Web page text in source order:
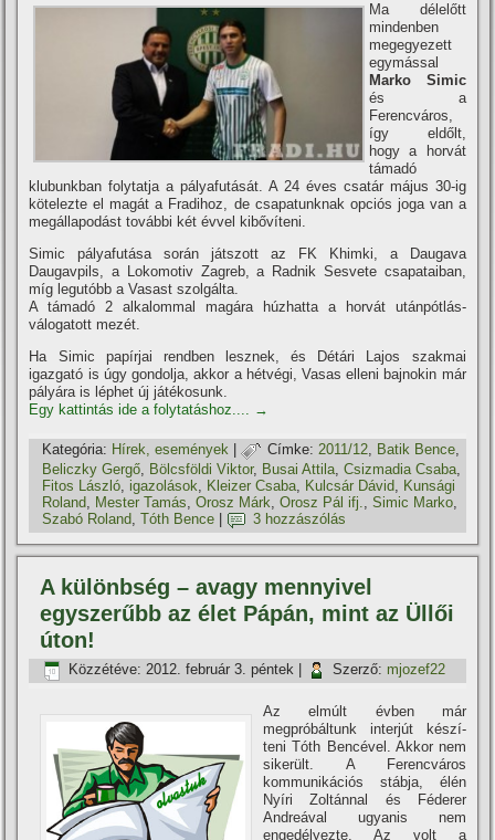
Ma délelőtt
mindenben
megegyezett
egymással
Marko Simic
és a
Ferencváros,
í­gy eldőlt,
hogy a horvát
támadó
klubunkban folytatja a pályafutását. A 24 éves csatár május 30-ig
kötelezte el magát a Fradihoz, de csapatunknak opciós joga van a
megállapodást további két évvel kibőví­teni.
Simic pályafutása során játszott az FK Khimki, a Daugava
Daugavpils, a Lokomotiv Zagreb, a Radnik Sesvete csapataiban,
mí­g legutóbb a Vasast szolgálta.
A támadó 2 alkalommal magára húzhatta a horvát utánpótlás-
válogatott mezét.
Ha Simic papí­rjai rendben lesznek, és Détári Lajos szakmai
igazgató is úgy gondolja, akkor a hétvégi, Vasas elleni bajnokin már
pályára is léphet új játékosunk.
Egy kattintás ide a folytatáshoz.... →
Kategória: Hí­rek, események | Címke: 2011/12, Batik Bence,
Beliczky Gergő, Bölcsföldi Viktor, Busai Attila,Csizmadia Csaba,
Fitos László,igazolások, Kleizer Csaba, Kulcsár Dávid, Kunsági
Roland, Mester Tamás,Orosz Márk,Orosz Pál ifj.,Simic Marko,
Szabó Roland,Tóth Bence 3 hozzászólás
A különbség – avagy mennyivel
egyszerűbb az élet Pápán, mint az Üllői
úton!
Közzétéve: 2012. február 3. péntek Szerző: mjozef22
Az elmúlt évben már
megpróbáltunk interjút készí­
teni Tóth Bencével. Akkor nem
sikerült. A Ferencváros
kommunikációs stábja, élén
Nyí­ri Zoltánnal és Féderer
Andreával ugyanis nem
engedélyezte. Az volt a